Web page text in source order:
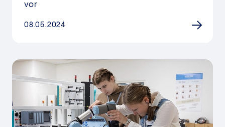
vor
08.05.2024